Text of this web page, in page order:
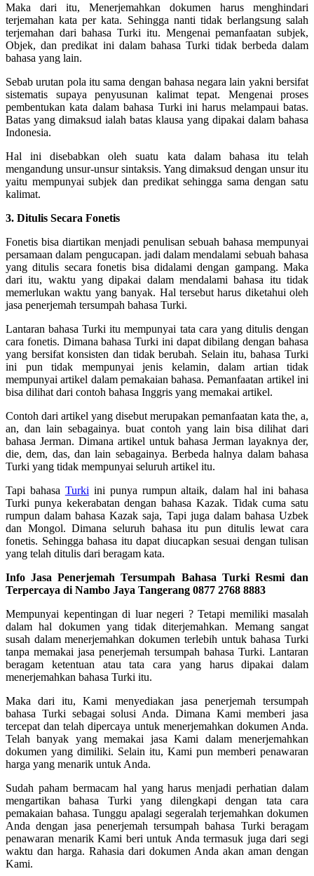
Maka dari itu, Menerjemahkan dokumen harus menghindari
terjemahan kata per kata. Sehingga nanti tidak berlangsung salah
terjemahan dari bahasa Turki itu. Mengenai pemanfaatan subjek,
Objek, dan predikat ini dalam bahasa Turki tidak berbeda dalam
bahasa yang lain.
Sebab urutan pola itu sama dengan bahasa negara lain yakni bersifat
sistematis supaya penyusunan kalimat tepat. Mengenai proses
pembentukan kata dalam bahasa Turki ini harus melampaui batas.
Batas yang dimaksud ialah batas klausa yang dipakai dalam bahasa
Indonesia.
Hal ini disebabkan oleh suatu kata dalam bahasa itu telah
mengandung unsur-unsur sintaksis. Yang dimaksud dengan unsur itu
yaitu mempunyai subjek dan predikat sehingga sama dengan satu
kalimat.
3. Ditulis Secara Fonetis
Fonetis bisa diartikan menjadi penulisan sebuah bahasa mempunyai
persamaan dalam pengucapan. jadi dalam mendalami sebuah bahasa
yang ditulis secara fonetis bisa didalami dengan gampang. Maka
dari itu, waktu yang dipakai dalam mendalami bahasa itu tidak
memerlukan waktu yang banyak. Hal tersebut harus diketahui oleh
jasa penerjemah tersumpah bahasa Turki.
Lantaran bahasa Turki itu mempunyai tata cara yang ditulis dengan
cara fonetis. Dimana bahasa Turki ini dapat dibilang dengan bahasa
yang bersifat konsisten dan tidak berubah. Selain itu, bahasa Turki
ini pun tidak mempunyai jenis kelamin, dalam artian tidak
mempunyai artikel dalam pemakaian bahasa. Pemanfaatan artikel ini
bisa dilihat dari contoh bahasa Inggris yang memakai artikel.
Contoh dari artikel yang disebut merupakan pemanfaatan kata the, a,
an, dan lain sebagainya. buat contoh yang lain bisa dilihat dari
bahasa Jerman. Dimana artikel untuk bahasa Jerman layaknya der,
die, dem, das, dan lain sebagainya. Berbeda halnya dalam bahasa
Turki yang tidak mempunyai seluruh artikel itu.
Tapi bahasa Turki ini punya rumpun altaik, dalam hal ini bahasa
Turki punya kekerabatan dengan bahasa Kazak. Tidak cuma satu
rumpun dalam bahasa Kazak saja, Tapi juga dalam bahasa Uzbek
dan Mongol. Dimana seluruh bahasa itu pun ditulis lewat cara
fonetis. Sehingga bahasa itu dapat diucapkan sesuai dengan tulisan
yang telah ditulis dari beragam kata.
Info Jasa Penerjemah Tersumpah Bahasa Turki Resmi dan
Terpercaya di Nambo Jaya Tangerang 0877 2768 8883
Mempunyai kepentingan di luar negeri ? Tetapi memiliki masalah
dalam hal dokumen yang tidak diterjemahkan. Memang sangat
susah dalam menerjemahkan dokumen terlebih untuk bahasa Turki
tanpa memakai jasa penerjemah tersumpah bahasa Turki. Lantaran
beragam ketentuan atau tata cara yang harus dipakai dalam
menerjemahkan bahasa Turki itu.
Maka dari itu, Kami menyediakan jasa penerjemah tersumpah
bahasa Turki sebagai solusi Anda. Dimana Kami memberi jasa
tercepat dan telah dipercaya untuk menerjemahkan dokumen Anda.
Telah banyak yang memakai jasa Kami dalam menerjemahkan
dokumen yang dimiliki. Selain itu, Kami pun memberi penawaran
harga yang menarik untuk Anda.
Sudah paham bermacam hal yang harus menjadi perhatian dalam
mengartikan bahasa Turki yang dilengkapi dengan tata cara
pemakaian bahasa. Tunggu apalagi segeralah terjemahkan dokumen
Anda dengan jasa penerjemah tersumpah bahasa Turki beragam
penawaran menarik Kami beri untuk Anda termasuk juga dari segi
waktu dan harga. Rahasia dari dokumen Anda akan aman dengan
Kami.